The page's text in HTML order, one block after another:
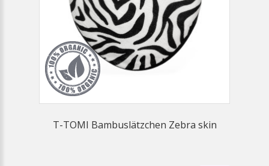
T-TOMI Bambuslätzchen Zebra skin